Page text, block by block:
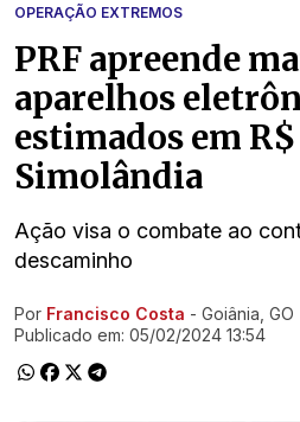
OPERAÇÃO EXTREMOS
PRF apreende
aparelhos
estimados em
Simolândia
Ação visa o combate ao
descaminho
Ir direto pra matéria
Por Francisco Costa - Goiânia, GO
Publicado em: 05/02/2024 13:54